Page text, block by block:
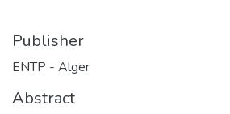
Publisher
ENTP - Alger
Abstract